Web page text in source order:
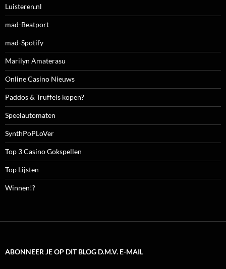
Luisteren.nl
mad-Beatport
mad-Spotify
Marilyn Amaterasu
Online Casino Nieuws
Paddos & Truffels kopen?
Speelautomaten
SynthPoPLoVer
Top 3 Casino Gokspellen
Top Lijsten
Winnen!?
ABONNEER JE OP DIT BLOG D.M.V. E-MAIL